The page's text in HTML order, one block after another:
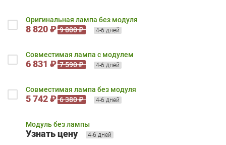
Оригинальная лампа без модуля
8 820 ₽ 9 800 ₽ 4-6 дней
Совместимая лампа с модулем
6 831 ₽ 7 590 ₽ 4-6 дней
Совместимая лампа без модуля
5 742 ₽ 6 380 ₽ 4-6 дней
Модуль без лампы
Узнать цену 4-6 дней